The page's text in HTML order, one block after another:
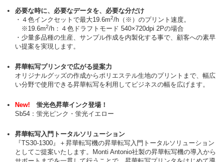
必要な時に、必要なデータを、必要な分だけ
・４色インクセットで最大19.6m2/h（※）のプリント速度。
※19.6m2/h：４色ドラフトモード 540×720dpi 2Pの場合
・少量多品種の生産、サンプル作成を内製化する事で、顧客への素早
い提案を実現します。
昇華転写プリンタで広がる提案力
オリジナルグッズの作成からポリエステル生地のプリントまで、幅広
い分野で使用できる昇華転写を利用してビジネスの幅を広げます。
New! 蛍光色昇華インク登場！
Sb54：蛍光ピンク・蛍光イエロー
昇華転写入門トータルソリューション
『TS30-1300』＋昇華転写機の昇華転写入門トータルソリューション
としてご提案いたします。Monti Antonio社製の昇華転写機の導入から